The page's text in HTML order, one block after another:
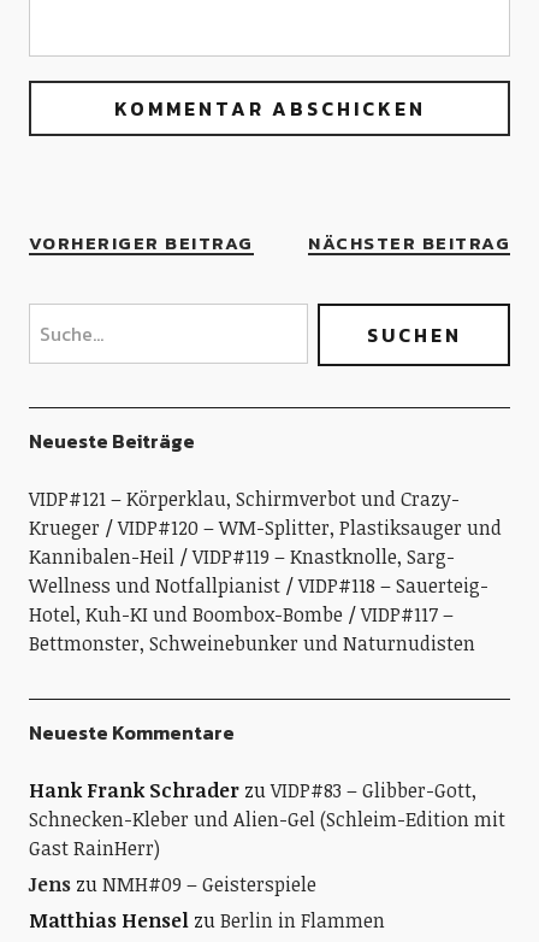
VORHERIGER BEITRAG NÄCHSTER BEITRAG
Neueste Beiträge
VIDP#121 – Körperklau, Schirmverbot und Crazy-
Krueger
VIDP#120 – WM-Splitter, Plastiksauger und
Kannibalen-Heil
VIDP#119 – Knastknolle, Sarg-
Wellness und Notfallpianist
VIDP#118 – Sauerteig-
Hotel, Kuh-KI und Boombox-Bombe
VIDP#117 –
Bettmonster, Schweinebunker und Naturnudisten
Neueste Kommentare
Hank Frank SchraderzuVIDP#83 – Glibber-Gott,
Schnecken-Kleber und Alien-Gel (Schleim-Edition mit
Gast RainHerr)
JenszuNMH#09 – Geisterspiele
Matthias HenselzuBerlin in Flammen